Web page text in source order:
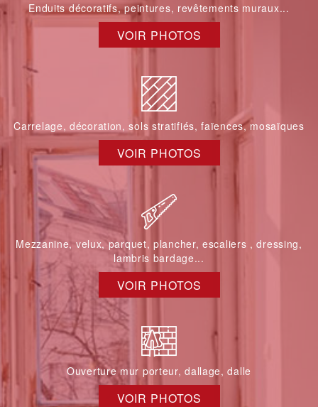
Enduits décoratifs, peintures, revêtements muraux...
VOIR PHOTOS
Carrelage, décoration, sols stratifiés, faïences, mosaïques
VOIR PHOTOS
Mezzanine, velux, parquet, plancher, escaliers , dressing,
lambris bardage...
VOIR PHOTOS
Ouverture mur porteur, dallage, dalle
VOIR PHOTOS